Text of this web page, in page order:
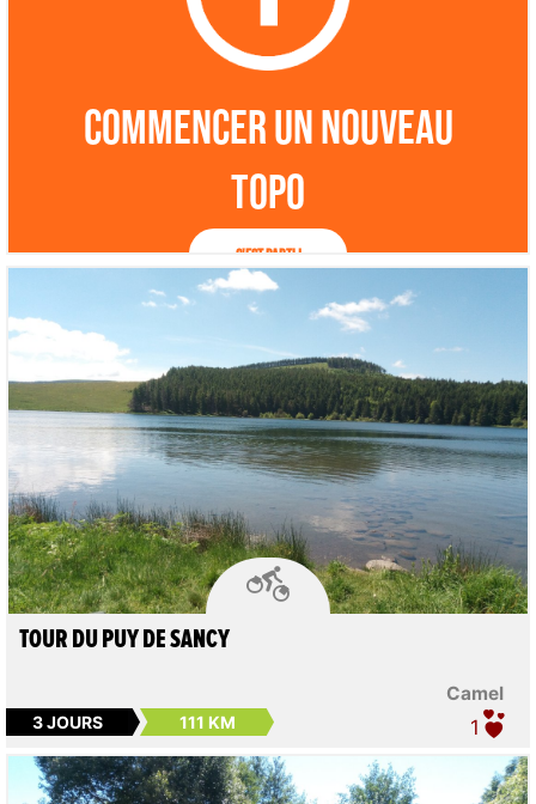
Commencer un nouveau
topo
C'est parti !

Camel
TOUR DU PUY DE SANCY
3 JOURS 111 KM 1